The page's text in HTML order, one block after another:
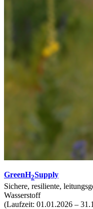
GreenH2Supply
Sichere, resiliente,
Wasserstoff
(Laufzeit: 01.01.2026 –